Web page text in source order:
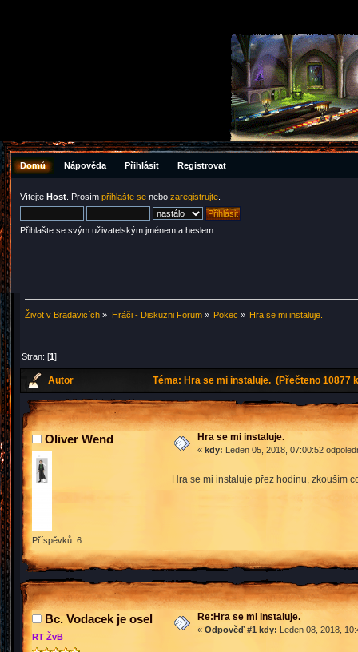
Domů Nápověda Přihlásit Registrovat
Vítejte Host . Prosím přihlašte se nebo zaregistrujte
Přihlašte se svým uživatelským jménem a heslem.
Život v Bradavicích » Hráči - Diskuzni Forum» Pokec » Hra se mi instaluje.
Stran: [1]
Autor Téma: Hra se mi instaluje. (Přečteno 10877
Oliver Wend
Příspěvků: 6
Hra se mi instaluje.
« kdy: Leden 05, 2018, 07:00:52
Hra se mi instaluje přez hodinu, zkouším
Bc. Vodacek je osel
RT ŽvB
Re:Hra se mi instaluje.
« Odpověď #1 kdy: Leden 08, 2018,